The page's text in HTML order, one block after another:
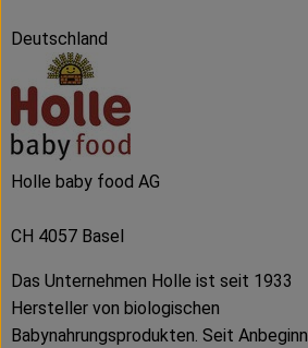
Deutschland
Holle baby food AG
CH 4057 Basel
Das Unternehmen Holle ist seit 1933
Hersteller von biologischen
Babynahrungsprodukten. Seit Anbeginn